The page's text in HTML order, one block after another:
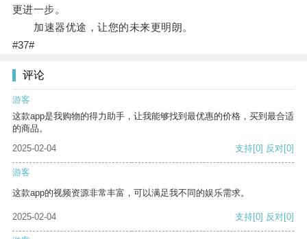
更进一步。
加速器优途，让您的未来更明朗。
#37#
评论
游客
这款app是我购物的得力助手，让我能够找到最优惠的价格，买到最合适
的商品。
2025-02-04
支持[0] 反对[0]
游客
这款app的视频资源非常丰富，可以满足我不同的娱乐需求。
2025-02-04 支持[0] 反对[0]